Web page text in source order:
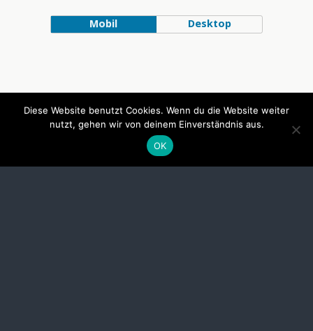
Mobil Desktop
Diese Website benutzt Cookies. Wenn du die Website weiter
nutzt, gehen wir von deinem Einverständnis aus.
OK